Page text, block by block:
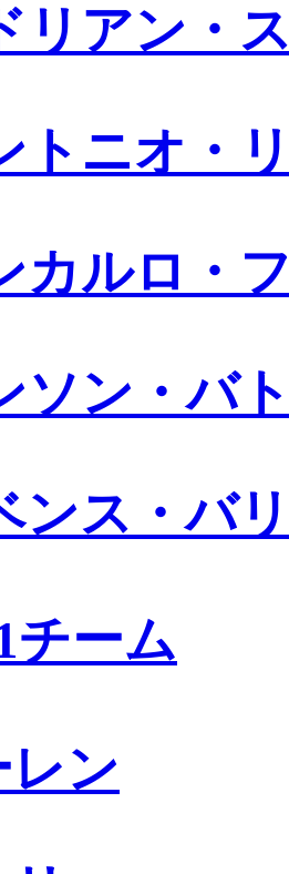
リアン・
トニオ・
カルロ・
ソン・バ
ンス・バ
チーム
ン